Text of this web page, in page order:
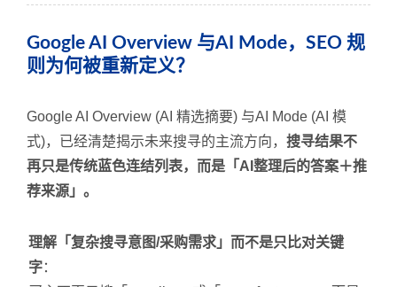
Google AI Overview 与AI Mode，SEO 规
则为何被重新定义？
Google AI Overview (AI 精选摘要) 与AI Mode (AI 模
式)，已经清楚揭示未来搜寻的主流方向， 搜寻结果不
再只是传统蓝色连结列表，而是「AI整理后的答案＋推
荐来源」。
理解「复杂搜寻意图/采购需求」而不是只比对关键
字：